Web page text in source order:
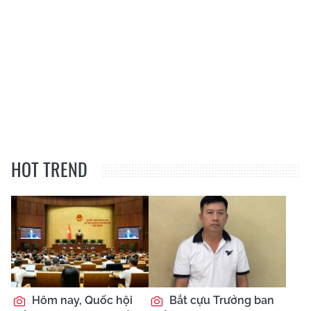
HOT TREND
Hôm nay, Quốc hội
Bắt cựu Trưởng ban